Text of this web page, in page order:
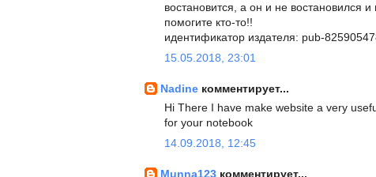
востановится, а он и не востановился
помогите кто-то!!
идентификатор издателя: pub-
15.05.2018, 23:01
Nadine комментирует...
Hi There I have make website a very
for your notebook
14.09.2018, 12:45
Munna123 комментирует...